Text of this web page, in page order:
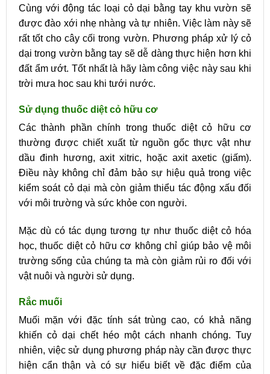
Cùng với động tác loại cỏ dại bằng tay khu vườn sẽ
được đào xới nhẹ nhàng và tự nhiên. Việc làm này sẽ
rất tốt cho cây cối trong vườn. Phương pháp xử lý cỏ
dại trong vườn bằng tay sẽ dễ dàng thực hiện hơn khi
đất ẩm ướt. Tốt nhất là hãy làm công việc này sau khi
trời mưa hoc sau khi tưới nước.
Sử dụng thuốc diệt cỏ hữu cơ
Các thành phần chính trong thuốc diệt cỏ hữu cơ
thường được chiết xuất từ nguồn gốc thực vật như
dầu đinh hương, axit xitric, hoặc axit axetic (giấm).
Điều này không chỉ đảm bảo sự hiệu quả trong việc
kiểm soát cỏ dại mà còn giảm thiểu tác động xấu đối
với môi trường và sức khỏe con người.
Mặc dù có tác dụng tương tự như thuốc diệt cỏ hóa
học, thuốc diệt cỏ hữu cơ không chỉ giúp bảo vệ môi
trường sống của chúng ta mà còn giảm rủi ro đối với
vật nuôi và người sử dụng.
Rắc muối
Muối mặn với đặc tính sát trùng cao, có khả năng
khiến cỏ dại chết héo một cách nhanh chóng. Tuy
nhiên, việc sử dụng phương pháp này cần được thực
hiện cẩn thận và có sự hiểu biết về đặc điểm của